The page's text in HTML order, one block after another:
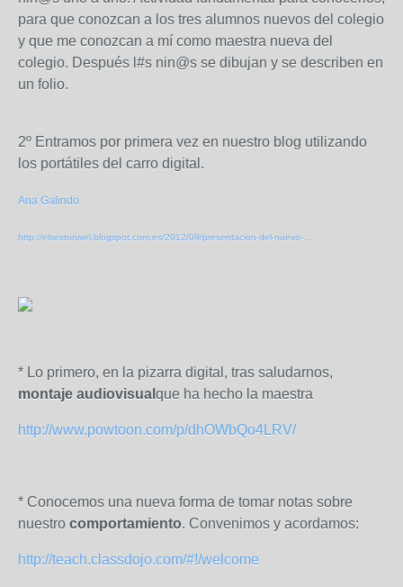
para que conozcan a los tres alumnos nuevos del colegio
y que me conozcan a mí como maestra nueva del
colegio. Después l#s nin@s se dibujan y se describen en
un folio.
2º Entramos por primera vez en nuestro blog utilizando
los portátiles del carro digital.
Ana Galindo
http://elsextonivel.blogspot.com.es/2012/09/presentacion-del-nuevo-...
* Lo primero, en la pizarra digital, tras saludarnos,
montaje audiovisual que ha hecho la maestra
http://www.powtoon.com/p/dhOWbQo4LRV/
* Conocemos una nueva forma de tomar notas sobre
nuestro comportamiento. Convenimos y acordamos:
http://teach.classdojo.com/#!/welcome